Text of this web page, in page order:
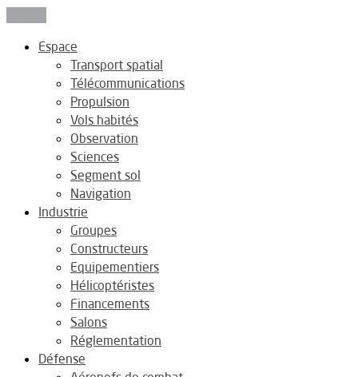
Espace
Transport spatial
Télécommunications
Propulsion
Vols habités
Observation
Sciences
Segment sol
Navigation
Industrie
Groupes
Constructeurs
Equipementiers
Hélicoptéristes
Financements
Salons
Réglementation
Défense